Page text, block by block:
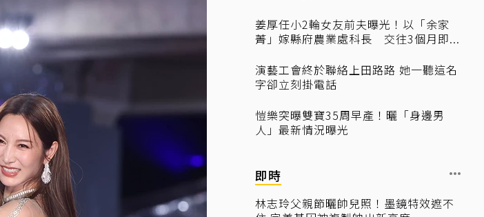
姜厚任小2輪女友前夫曝光！以「余家
菁」嫁縣府農業處科長 交往3個月即...
演藝工會終於聯絡上田路路 她一聽這名
字卻立刻掛電話
愷樂突曝雙寶35周早產！曬「身邊男
人」最新情況曝光
即時
林志玲父親節曬帥兒照！墨鏡特效遮不